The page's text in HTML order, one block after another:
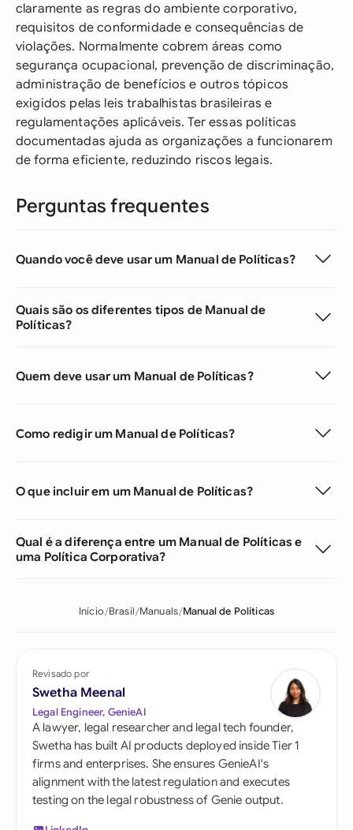
claramente as regras do ambiente corporativo,
requisitos de conformidade e consequências de
violações. Normalmente cobrem áreas como
segurança ocupacional, prevenção de discriminação,
administração de benefícios e outros tópicos
exigidos pelas leis trabalhistas brasileiras e
regulamentações aplicáveis. Ter essas políticas
documentadas ajuda as organizações a funcionarem
de forma eficiente, reduzindo riscos legais.
Perguntas frequentes
Quando você deve usar um Manual de Políticas?
Quais são os diferentes tipos de Manual de
Políticas?
Quem deve usar um Manual de Políticas?
Como redigir um Manual de Políticas?
O que incluir em um Manual de Políticas?
Qual é a diferença entre um Manual de Políticas e
uma Política Corporativa?
Início Brasil Manuals Manual de Políticas
Revisado por
Swetha Meenal
Legal Engineer, GenieAI
A lawyer, legal researcher and legal tech founder,
Swetha has built AI products deployed inside Tier 1
firms and enterprises. She ensures GenieAI's
alignment with the latest regulation and executes
testing on the legal robustness of Genie output.